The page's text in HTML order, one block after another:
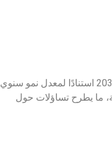
بلغ حجم سوق العملات الرقمية في السعودية نحو 23.1 مليار دولار عام 2024، مع توقعات بوصوله إلى 45.9 مليار دولار بحلول 2033 استنادًا لمعدل نمو سنوي
ما يطرح تساؤلات حول